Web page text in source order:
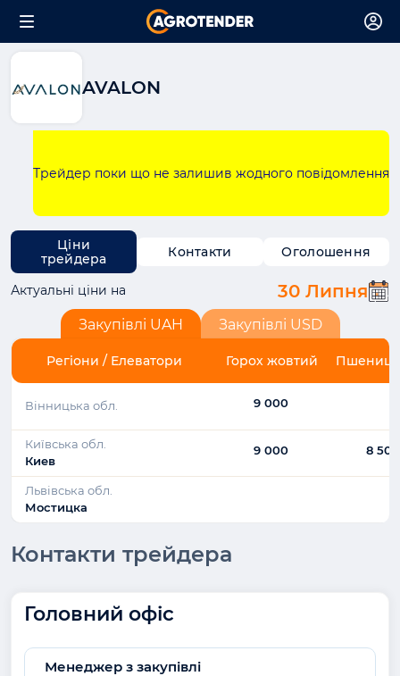
AVALON
Трейдер поки що не залишив жодного повідомлення
Ціни
трейдера
Контакти Оголошення
Актуальні ціни на 30 Липня
Закупівлі UAH Закупівлі USD
Регіони / Елеватори Горох жовтий Пшениця
Вінницька обл. 9 000
Київська обл.
Киев
9 000 8 500
Львівська обл.
Мостицка
Контакти трейдера
Головний офіс
Менеджер з закупівлі